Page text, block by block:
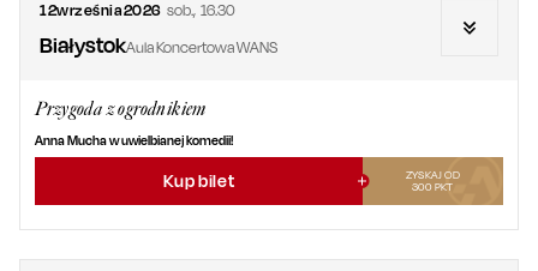
12września2026 sob., 16.30
BiałystokAula Koncertowa WANS
Przygoda z ogrodnikiem
Anna Mucha w uwielbianej komedii!
Kup bilet
ZYSKAJ OD
300 PKT